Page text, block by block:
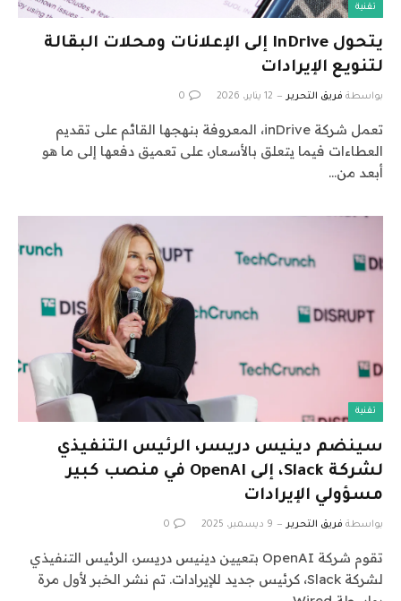
تقنية
يتحول InDrive إلى الإعلانات ومحلات البقالة
لتنويع الإيرادات
بواسطة فريق التحرير 12 يناير، 2026 0
تعمل شركة inDrive، المعروفة بنهجها القائم على تقديم
العطاءات فيما يتعلق بالأسعار، على تعميق دفعها إلى ما هو
أبعد من…
تقنية
سينضم دينيس دريسر، الرئيس التنفيذي
لشركة Slack، إلى OpenAI في منصب كبير
مسؤولي الإيرادات
بواسطة فريق التحرير 9 ديسمبر، 2025 0
تقوم شركة OpenAI بتعيين دينيس دريسر، الرئيس التنفيذي
لشركة Slack، كرئيس جديد للإيرادات. تم نشر الخبر لأول مرة